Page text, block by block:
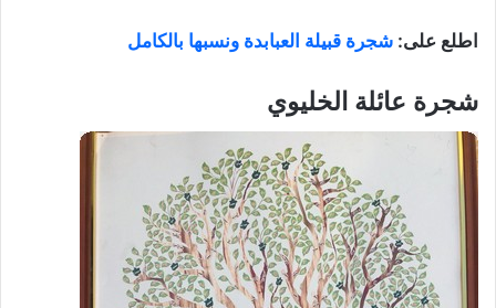
اطلع على: شجرة قبيلة العبابدة ونسبها بالكامل
شجرة عائلة الخليوي